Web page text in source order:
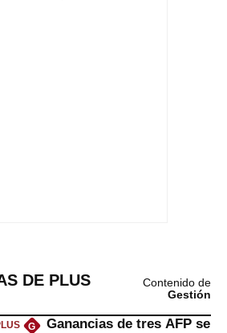
DE PLUS
Contenido de
Gestión
G
Ganancias de tres AFP se